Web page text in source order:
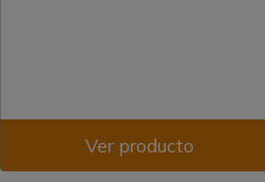
Ver producto